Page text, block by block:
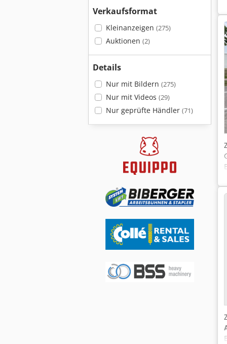
Verkaufsformat
Kleinanzeigen (275)
Auktionen (2)
Details
Nur mit Bildern (275)
Nur mit Videos (29)
Nur geprüfte Händler (71)